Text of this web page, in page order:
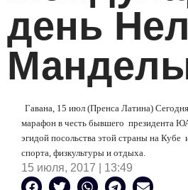
день
Гавана, 15 июл (Пренса Латина)
марафон в честь бывшего президента
эгидой посольства этой страны на Кубе
спорта, физкультуры и отдыха.
15 июля, 2017 | 13:49